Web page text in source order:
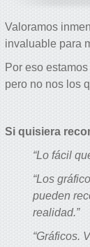
Valoramos
invaluable para
Por eso
pero no nos los
Si quisiera
“Lo fácil
“Los
pueden
realidad.”
“Gráficos.